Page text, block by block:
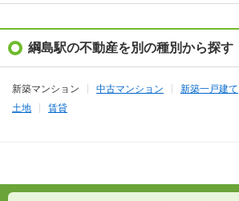
綱島駅の不動産を別の種別から探す
新築マンション 中古マンション 新築一戸建て
土地
賃貸